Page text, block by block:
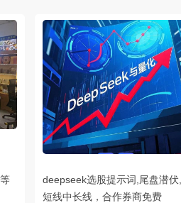
deepseek选股提示词,尾盘潜伏
短线中长线，合作券商免费